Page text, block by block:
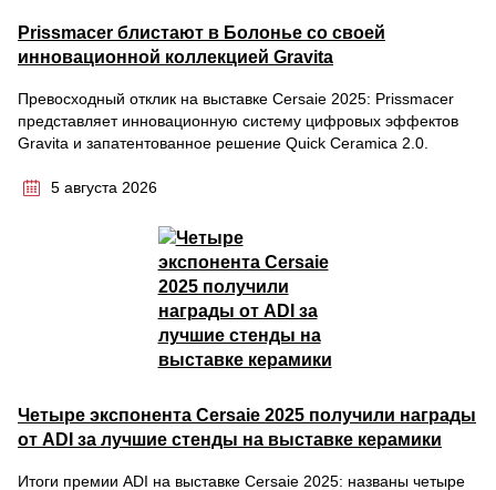
Prissmacer блистают в Болонье со своей
инновационной коллекцией Gravita
Превосходный отклик на выставке Cersaie 2025: Prissmacer
представляет инновационную систему цифровых эффектов
Gravita и запатентованное решение Quick Ceramica 2.0.
5 августа 2026
Четыре экспонента Cersaie 2025 получили награды
от ADI за лучшие стенды на выставке керамики
Итоги премии ADI на выставке Cersaie 2025: названы четыре